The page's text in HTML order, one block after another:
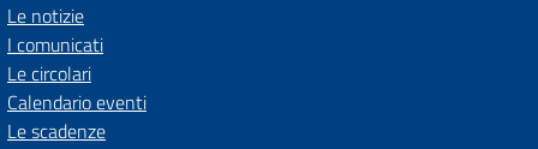
Le notizie
I comunicati
Le circolari
Calendario eventi
Le scadenze